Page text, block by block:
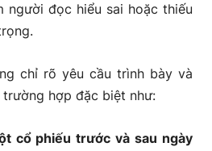
người đọc hiểu sai hoặc thiếu
chỉ rõ yêu cầu trình bày và
hợp đặc biệt như:
cổ phiếu trước và sau ngày